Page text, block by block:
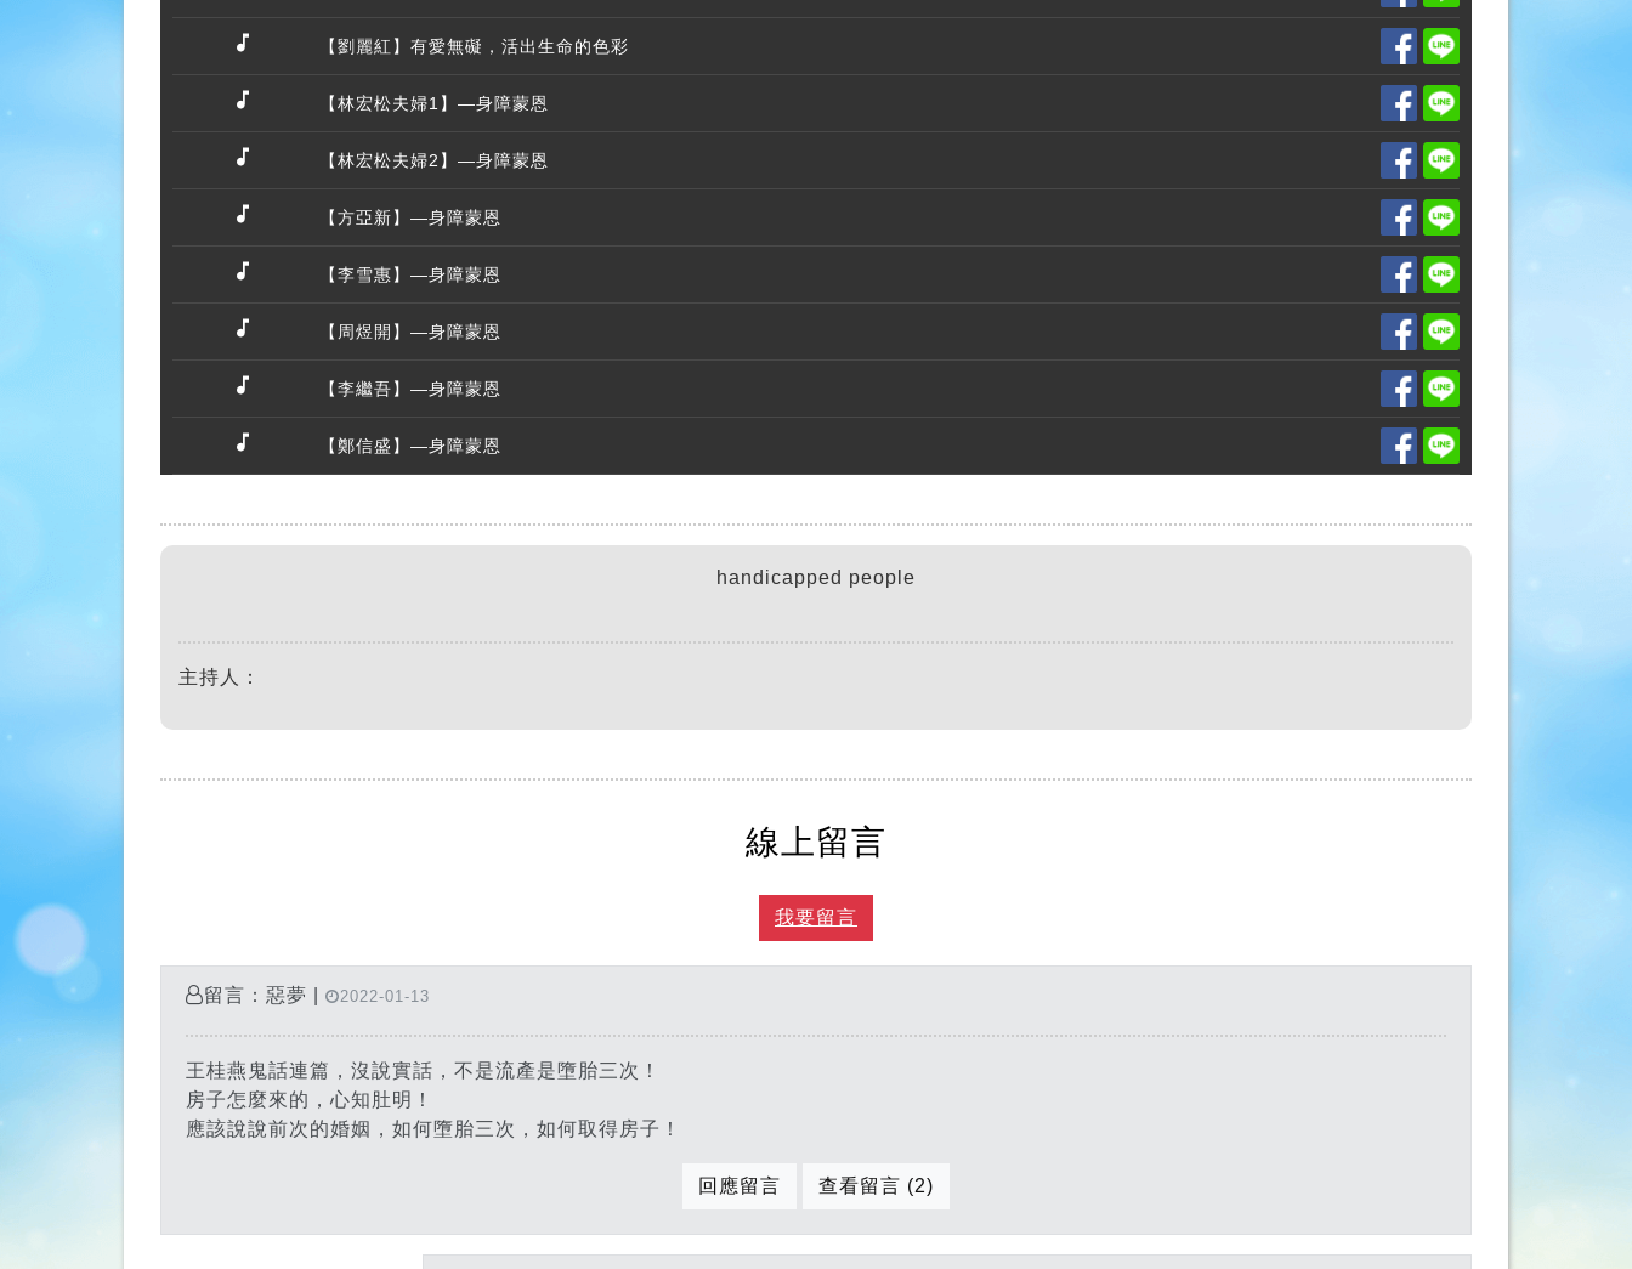
【劉麗紅】有愛無礙，活出生命的色彩
【林宏松夫婦1】—身障蒙恩
【林宏松夫婦2】—身障蒙恩
【方亞新】—身障蒙恩
【李雪惠】—身障蒙恩
【周煜開】—身障蒙恩
【李繼吾】—身障蒙恩
【鄭信盛】—身障蒙恩
handicapped people
主持人：
線上留言
我要留言
留言：惡夢 | 2022-01-13
王桂燕鬼話連篇，沒說實話，不是流產是墮胎三次！
房子怎麼來的，心知肚明！
應該說說前次的婚姻，如何墮胎三次，如何取得房子！
回應留言 查看留言 (2)